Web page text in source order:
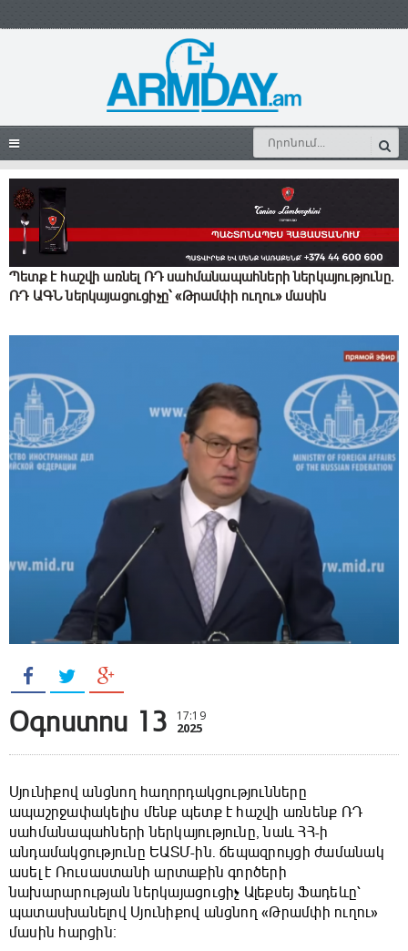
Պետք է հաշվի առնել ՌԴ սահմանապահների ներկայությունը.
ՌԴ ԱԳՆ ներկայացուցիչը՝ «Թրամփի ուղու» մասին
Օգոստոս 13 17:19
2025
Սյունիքով անցնող հաղորդակցությունները
ապաշրջափակելիս մենք պետք է հաշվի առնենք ՌԴ
սահմանապահների ներկայությունը, նաև ՀՀ-ի
անդամակցությունը ԵԱՏՄ-ին. ճեպազրույցի ժամանակ
ասել է Ռուսաստանի արտաքին գործերի
նախարարության ներկայացուցիչ Ալեքսեյ Ֆադեևը՝
պատասխանելով Սյունիքով անցնող «Թրամփի ուղու»
մասին հարցին։